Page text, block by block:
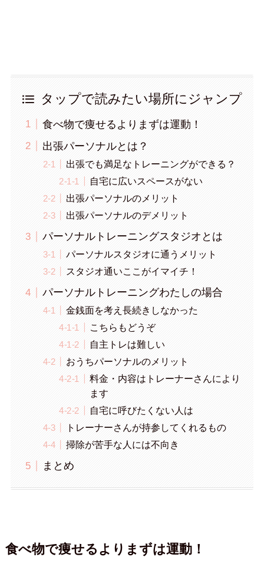
タップで読みたい場所にジャンプ
食べ物で痩せるよりまずは運動！
出張パーソナルとは？
出張でも満足なトレーニングができる？
自宅に広いスペースがない
出張パーソナルのメリット
出張パーソナルのデメリット
パーソナルトレーニングスタジオとは
パーソナルスタジオに通うメリット
スタジオ通いここがイマイチ！
パーソナルトレーニングわたしの場合
金銭面を考え長続きしなかった
こちらもどうぞ
自主トレは難しい
おうちパーソナルのメリット
料金・内容はトレーナーさんにより
ます
自宅に呼びたくない人は
トレーナーさんが持参してくれるもの
掃除が苦手な人には不向き
まとめ
食べ物で痩せるよりまずは運動！